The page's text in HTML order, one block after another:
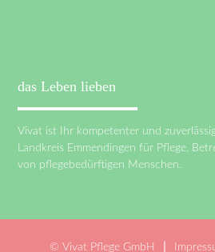
das Leben lieben
Vivat ist Ihr kompetenter und
Landkreis Emmendingen für Pflege,
von pflegebedürftigen Menschen.
© Vivat Pflege GmbH